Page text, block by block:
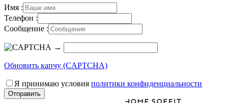
Имя :
Телефон :
Сообщение :
→
Обновить капчу (CAPTCHA)
Я принимаю условия политики конфиденциальности
Отправить